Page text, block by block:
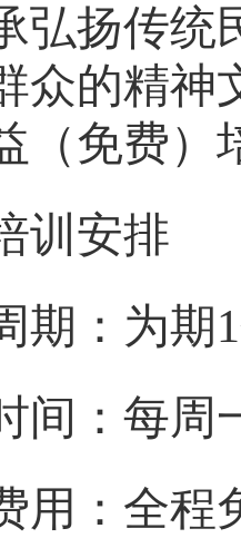
弘扬传统
众的精神
（免费）
训安排
期：为期
间：每周
用：全程